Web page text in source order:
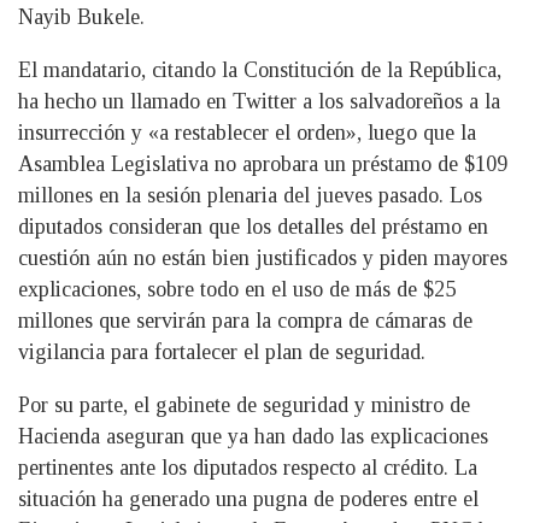
Nayib Bukele.
El mandatario, citando la Constitución de la República,
ha hecho un llamado en Twitter a los salvadoreños a la
insurrección y «a restablecer el orden», luego que la
Asamblea Legislativa no aprobara un préstamo de $109
millones en la sesión plenaria del jueves pasado. Los
diputados consideran que los detalles del préstamo en
cuestión aún no están bien justificados y piden mayores
explicaciones, sobre todo en el uso de más de $25
millones que servirán para la compra de cámaras de
vigilancia para fortalecer el plan de seguridad.
Por su parte, el gabinete de seguridad y ministro de
Hacienda aseguran que ya han dado las explicaciones
pertinentes ante los diputados respecto al crédito. La
situación ha generado una pugna de poderes entre el